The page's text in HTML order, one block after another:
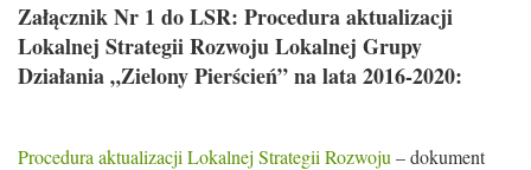
Załącznik Nr 1 do LSR: Procedura aktualizacji
Lokalnej Strategii Rozwoju Lokalnej Grupy
Działania „Zielony Pierścień” na lata 2016-2020:
Procedura aktualizacji Lokalnej Strategii Rozwoju – dokument